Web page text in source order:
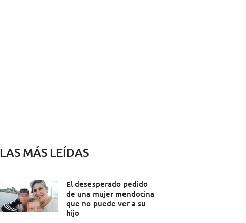
LAS MÁS LEÍDAS
El desesperado pedido
de una mujer mendocina
que no puede ver a su
hijo